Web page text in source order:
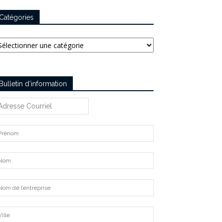
d’information